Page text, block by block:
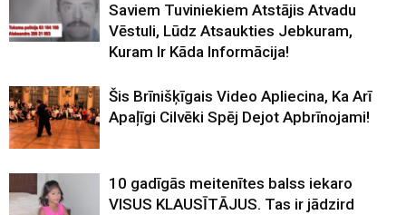
Saviem Tuviniekiem Atstājis Atvadu
Vēstuli, Lūdz Atsaukties Jebkuram,
Kuram Ir Kāda Informācija!
Šis Brīnišķīgais Video Apliecina, Ka Arī
Apaļīgi Cilvēki Spēj Dejot Apbrīnojami!
10 gadīgās meitenītes balss iekaro
VISUS KLAUSĪTĀJUS. Tas ir jādzird